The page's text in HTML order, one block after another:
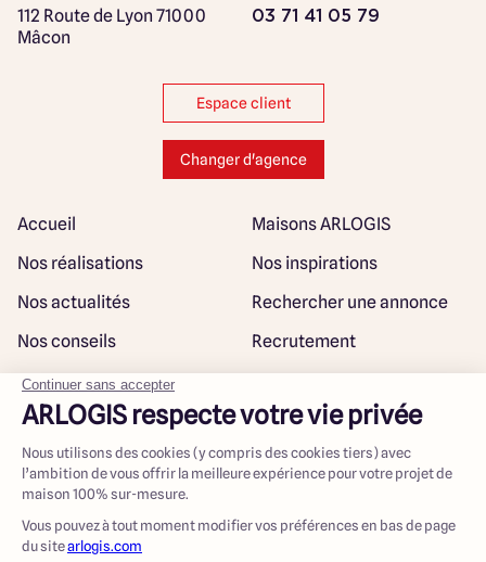
112 Route de Lyon 71000
Mâcon
03 71 41 05 79
Espace client
Changer d'agence
Accueil
Maisons ARLOGIS
Nos réalisations
Nos inspirations
Nos actualités
Rechercher une annonce
Nos conseils
Recrutement
Mentions légales
Rejoindre notre réseau
@ Maisons ARLOGIS 2023